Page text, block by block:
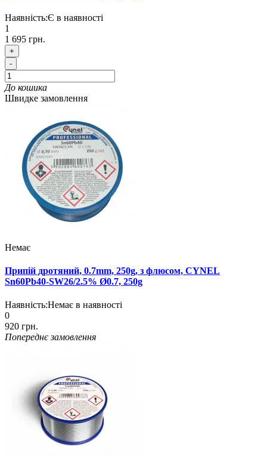
Наявність:Є в наявності
1
1 695 грн.
+
-
До кошика
Швидке замовлення
Немає
Припій дротяний, 0.7mm, 250g, з флюсом, CYNEL
Sn60Pb40-SW26/2.5% Ø0.7, 250g
Наявність:Немає в наявності
0
920 грн.
Попереднє замовлення